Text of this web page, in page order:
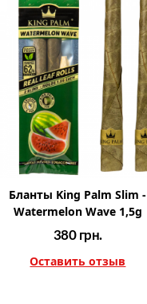
Бланты King Palm Slim -
Watermelon Wave 1,5g
380 грн.
Оставить отзыв